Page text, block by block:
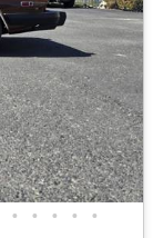
• • • • •